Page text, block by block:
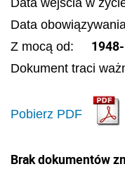
Data wejścia w
Data
Z mocą od:
Dokument traci
Pobierz PDF
Brak dokumentów